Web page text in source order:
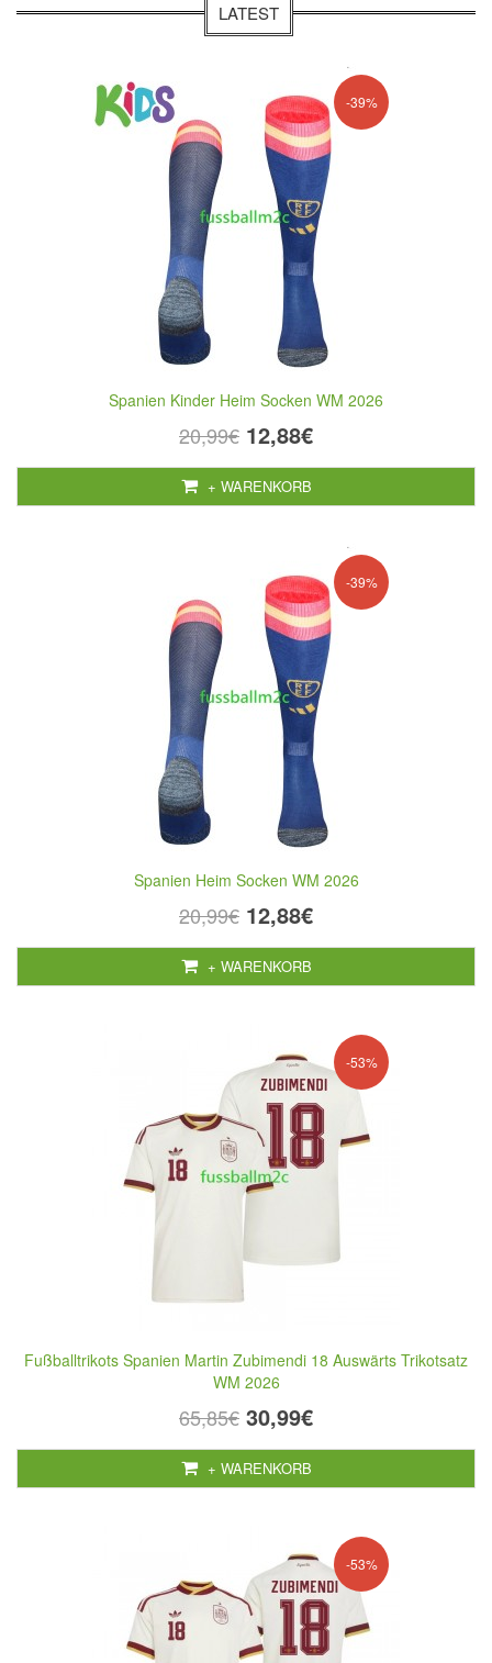
LATEST
-39%
Spanien Kinder Heim Socken WM 2026
20,99€ 12,88€
+ WARENKORB
-39%
Spanien Heim Socken WM 2026
20,99€ 12,88€
+ WARENKORB
-53%
Fußballtrikots Spanien Martin Zubimendi 18 Auswärts Trikotsatz
WM 2026
65,85€ 30,99€
+ WARENKORB
-53%